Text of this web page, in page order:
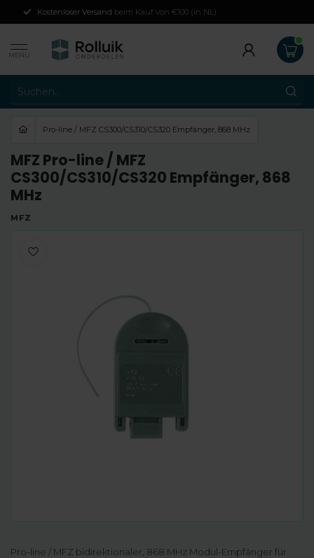
Kostenloser Versand beim Kauf von €100 (in NL)
MENU
Pro-line / MFZ CS300/CS310/CS320 Empfänger, 868 MHz
MFZ Pro-line / MFZ
CS300/CS310/CS320 Empfänger, 868
MHz
MFZ
Pro-line / MFZ bidirektionaler, 868 MHz Modul-Empfänger für